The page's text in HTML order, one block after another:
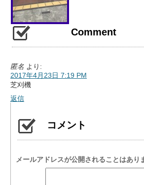
Comment
匿名 より:
2017年4月23日 7:19 PM
芝刈機
返信
コメント
メールアドレスが公開されることはあり